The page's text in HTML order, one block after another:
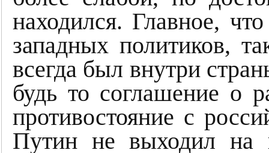
находился. Главное,
западных политиков,
всегда был внутри
будь то соглашение о
противостояние с
Путин не выходил на